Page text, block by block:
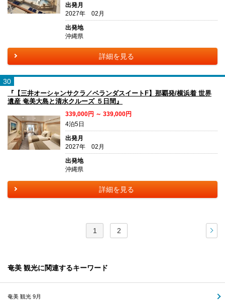
出発月
2027年 02月
出発地
沖縄県
詳細を見る
30
『【三井オーシャンサクラ／ベランダスイートF】那覇発/横浜着 世界
遺産 奄美大島と清水クルーズ ５日間』
339,000円 ～ 339,000円
4泊5日
出発月
2027年 02月
出発地
沖縄県
詳細を見る
1 2
奄美 観光に関連するキーワード
奄美 観光 9月